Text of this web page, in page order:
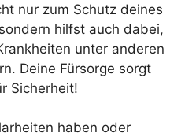
nur zum Schutz deines
hilfst auch dabei,
unter anderen
Deine Fürsorge sorgt
Sicherheit!
haben oder